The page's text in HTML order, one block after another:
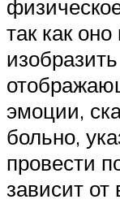
так как
эмоции,
больно,
провести
зависит от